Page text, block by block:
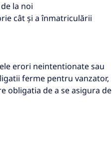
la noi
cât și a înmatriculării
erori neintentionate sau
ferme pentru vanzator,
obligatia de a se asigura de